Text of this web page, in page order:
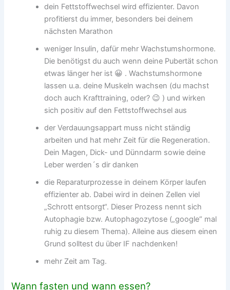
dein Fettstoffwechsel wird effizienter. Davon
profitierst du immer, besonders bei deinem
nächsten Marathon
weniger Insulin, dafür mehr Wachstumshormone.
Die benötigst du auch wenn deine Pubertät schon
etwas länger her ist 😀 . Wachstumshormone
lassen u.a. deine Muskeln wachsen (du machst
doch auch Krafttraining, oder? 😉 ) und wirken
sich positiv auf den Fettstoffwechsel aus
der Verdauungsappart muss nicht ständig
arbeiten und hat mehr Zeit für die Regeneration.
Dein Magen, Dick- und Dünndarm sowie deine
Leber werden´s dir danken
die Reparaturprozesse in deinem Körper laufen
effizienter ab. Dabei wird in deinen Zellen viel
„Schrott entsorgt“. Dieser Prozess nennt sich
Autophagie bzw. Autophagozytose („google“ mal
ruhig zu diesem Thema). Alleine aus diesem einen
Grund solltest du über IF nachdenken!
mehr Zeit am Tag.
Wann fasten und wann essen?